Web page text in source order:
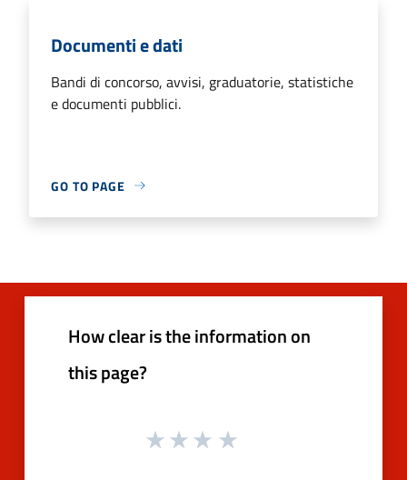
Documenti e dati
Bandi di concorso, avvisi, graduatorie, statistiche
e documenti pubblici.
GO TO PAGE
How clear is the information on
this page?